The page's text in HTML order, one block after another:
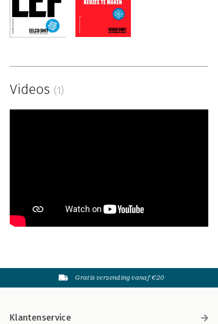
Videos (1)
Gratis verzending vanaf €20
Klantenservice